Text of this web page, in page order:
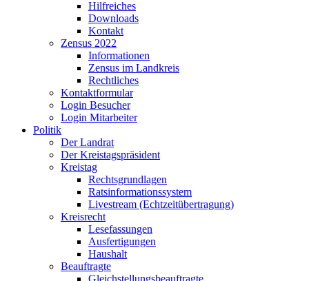
Hilfreiches
Downloads
Kontakt
Zensus 2022
Informationen
Zensus im Landkreis
Rechtliches
Kontaktformular
Login Besucher
Login Mitarbeiter
Politik
Der Landrat
Der Kreistagspräsident
Kreistag
Rechtsgrundlagen
Ratsinformationssystem
Livestream (Echtzeitübertragung)
Kreisrecht
Lesefassungen
Ausfertigungen
Haushalt
Beauftragte
Gleichstellungsbeauftragte